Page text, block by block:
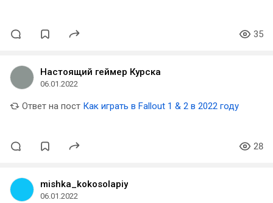
35
Настоящий геймер Курска
06.01.2022
Ответ на пост Как играть в Fallout 1 & 2 в 2022 году
28
mishka_kokosolapiy
06.01.2022